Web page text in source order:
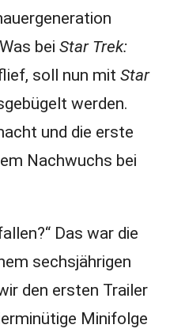
bei Star Trek:
soll nun mit Star
werden.
und die erste
Nachwuchs bei
Das war die
sechsjährigen
den ersten Trailer
Minifolge